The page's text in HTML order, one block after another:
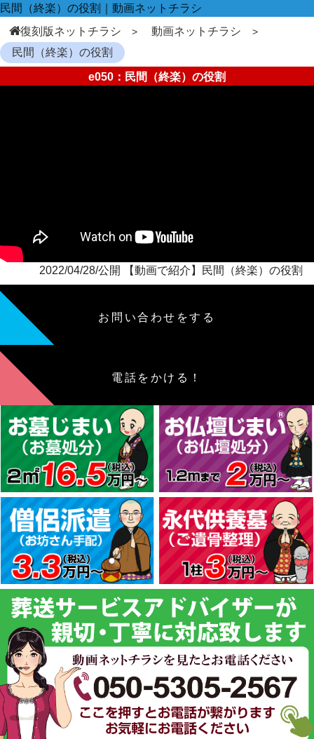
民間（終楽）の役割｜動画ネットチラシ
復刻版ネットチラシ
動画ネットチラシ
民間（終楽）の役割
e050：民間（終楽）の役割
2022/04/28/公開 【動画で紹介】民間（終楽）の役割
お問い合わせをする
電話をかける！